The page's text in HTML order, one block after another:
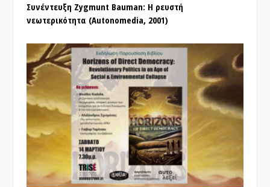
Συνέντευξη Zygmunt Bauman: Η ρευστή
νεωτερικότητα (Autonomedia, 2001)